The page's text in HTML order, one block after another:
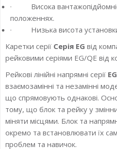
· Висока
положеннях.
· Низька висота
Каретки серії Серія EG від
рейковими серіями EG/QE від
Рейкові лінійні напрямні серії
взаємозамінні та незамінні
що спрямовують однакові.
тому, що блок та рейку у
міняти місцями. Блок та
окремо та встановлювати їх
проблем та навичок.